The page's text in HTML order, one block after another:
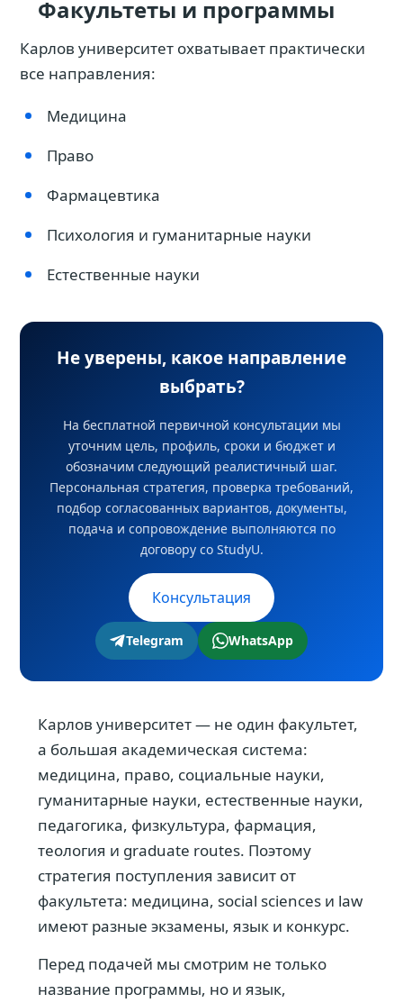
Факультеты и программы
Карлов университет охватывает практически
все направления:
Медицина
Право
Фармацевтика
Психология и гуманитарные науки
Естественные науки
Не уверены, какое направление
выбрать?
На бесплатной первичной консультации мы
уточним цель, профиль, сроки и бюджет и
обозначим следующий реалистичный шаг.
Персональная стратегия, проверка требований,
подбор согласованных вариантов, документы,
подача и сопровождение выполняются по
договору со StudyU.
Консультация
Telegram WhatsApp
Карлов университет — не один факультет,
а большая академическая система:
медицина, право, социальные науки,
гуманитарные науки, естественные науки,
педагогика, физкультура, фармация,
теология и graduate routes. Поэтому
стратегия поступления зависит от
факультета: медицина, social sciences и law
имеют разные экзамены, язык и конкурс.
Перед подачей мы смотрим не только
название программы, но и язык,